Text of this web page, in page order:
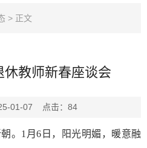
> 正文
休教师新春座谈会
01-07 点击： 84
。 1 月 6 日，
阳光明媚，暖意融